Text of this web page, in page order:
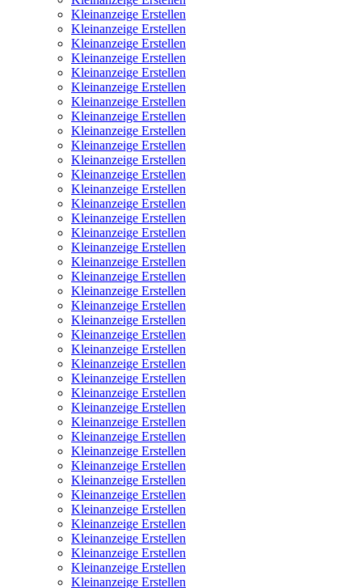
Kleinanzeige Erstellen
Kleinanzeige Erstellen
Kleinanzeige Erstellen
Kleinanzeige Erstellen
Kleinanzeige Erstellen
Kleinanzeige Erstellen
Kleinanzeige Erstellen
Kleinanzeige Erstellen
Kleinanzeige Erstellen
Kleinanzeige Erstellen
Kleinanzeige Erstellen
Kleinanzeige Erstellen
Kleinanzeige Erstellen
Kleinanzeige Erstellen
Kleinanzeige Erstellen
Kleinanzeige Erstellen
Kleinanzeige Erstellen
Kleinanzeige Erstellen
Kleinanzeige Erstellen
Kleinanzeige Erstellen
Kleinanzeige Erstellen
Kleinanzeige Erstellen
Kleinanzeige Erstellen
Kleinanzeige Erstellen
Kleinanzeige Erstellen
Kleinanzeige Erstellen
Kleinanzeige Erstellen
Kleinanzeige Erstellen
Kleinanzeige Erstellen
Kleinanzeige Erstellen
Kleinanzeige Erstellen
Kleinanzeige Erstellen
Kleinanzeige Erstellen
Kleinanzeige Erstellen
Kleinanzeige Erstellen
Kleinanzeige Erstellen
Kleinanzeige Erstellen
Kleinanzeige Erstellen
Kleinanzeige Erstellen
Kleinanzeige Erstellen